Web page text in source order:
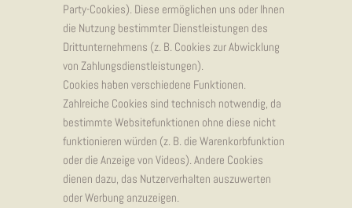
Party-Cookies). Diese ermöglichen uns oder Ihnen
die Nutzung bestimmter Dienstleistungen des
Drittunternehmens (z. B. Cookies zur Abwicklung
von Zahlungsdienstleistungen).
Cookies haben verschiedene Funktionen.
Zahlreiche Cookies sind technisch notwendig, da
bestimmte Websitefunktionen ohne diese nicht
funktionieren würden (z. B. die Warenkorbfunktion
oder die Anzeige von Videos). Andere Cookies
dienen dazu, das Nutzerverhalten auszuwerten
oder Werbung anzuzeigen.